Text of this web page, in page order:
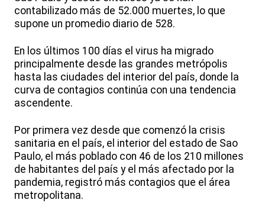
contabilizado más de 52.000 muertes, lo que
supone un promedio diario de 528.
En los últimos 100 días el virus ha migrado
principalmente desde las grandes metrópolis
hasta las ciudades del interior del país, donde la
curva de contagios continúa con una tendencia
ascendente.
Por primera vez desde que comenzó la crisis
sanitaria en el país, el interior del estado de Sao
Paulo, el más poblado con 46 de los 210 millones
de habitantes del país y el más afectado por la
pandemia, registró más contagios que el área
metropolitana.